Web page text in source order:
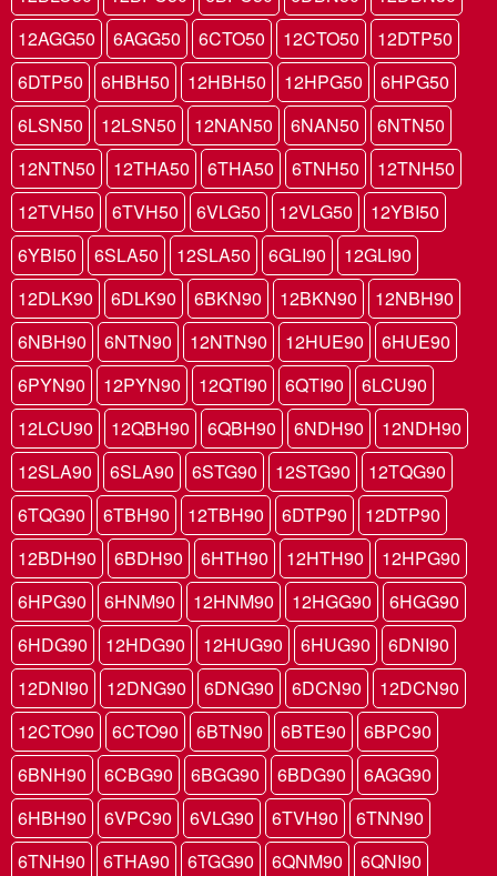
12AGG50
6AGG50 6CTO50 12CTO50
12DTP50
6DTP50
6HBH50 12HBH50 12HPG50
6HPG50
6LSN50
12LSN50 12NAN50 6NAN50
6NTN50
12NTN50
12THA50 6THA50 6TNH50
12TNH50
12TVH50
6TVH50 6VLG50 12VLG50
12YBI50
6YBI50
6SLA50 12SLA50 6GLI90
12GLI90
12DLK90
6DLK90 6BKN90 12BKN90
12NBH90
6NBH90
6NTN90 12NTN90 12HUE90
6HUE90
6PYN90
12PYN90 12QTI90 6QTI90
6LCU90
12LCU90
12QBH90 6QBH90 6NDH90
12NDH90
12SLA90
6SLA90 6STG90 12STG90
12TQG90
6TQG90
6TBH90 12TBH90 6DTP90
12DTP90
12BDH90
6BDH90 6HTH90 12HTH90
12HPG90
6HPG90
6HNM90 12HNM90 12HGG90
6HGG90
6HDG90
12HDG90 12HUG90 6HUG90
6DNI90
12DNI90
12DNG90 6DNG90 6DCN90
12DCN90
12CTO90
6CTO90 6BTN90 6BTE90
6BPC90
6BNH90
6CBG90 6BGG90 6BDG90
6AGG90
6HBH90
6VPC90 6VLG90 6TVH90
6TNN90
6TNH90
6THA90 6TGG90 6QNM90
6QNI90